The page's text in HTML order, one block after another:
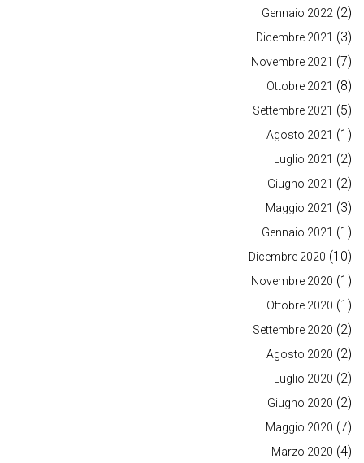
Gennaio 2022 (2)
Dicembre 2021 (3)
Novembre 2021 (7)
Ottobre 2021 (8)
Settembre 2021 (5)
Agosto 2021 (1)
Luglio 2021 (2)
Giugno 2021 (2)
Maggio 2021 (3)
Gennaio 2021 (1)
Dicembre 2020 (10)
Novembre 2020 (1)
Ottobre 2020 (1)
Settembre 2020 (2)
Agosto 2020 (2)
Luglio 2020 (2)
Giugno 2020 (2)
Maggio 2020 (7)
Marzo 2020 (4)